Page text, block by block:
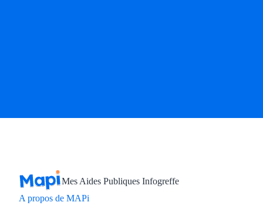
Mes Aides Publiques Infogreffe
A propos de MAPi